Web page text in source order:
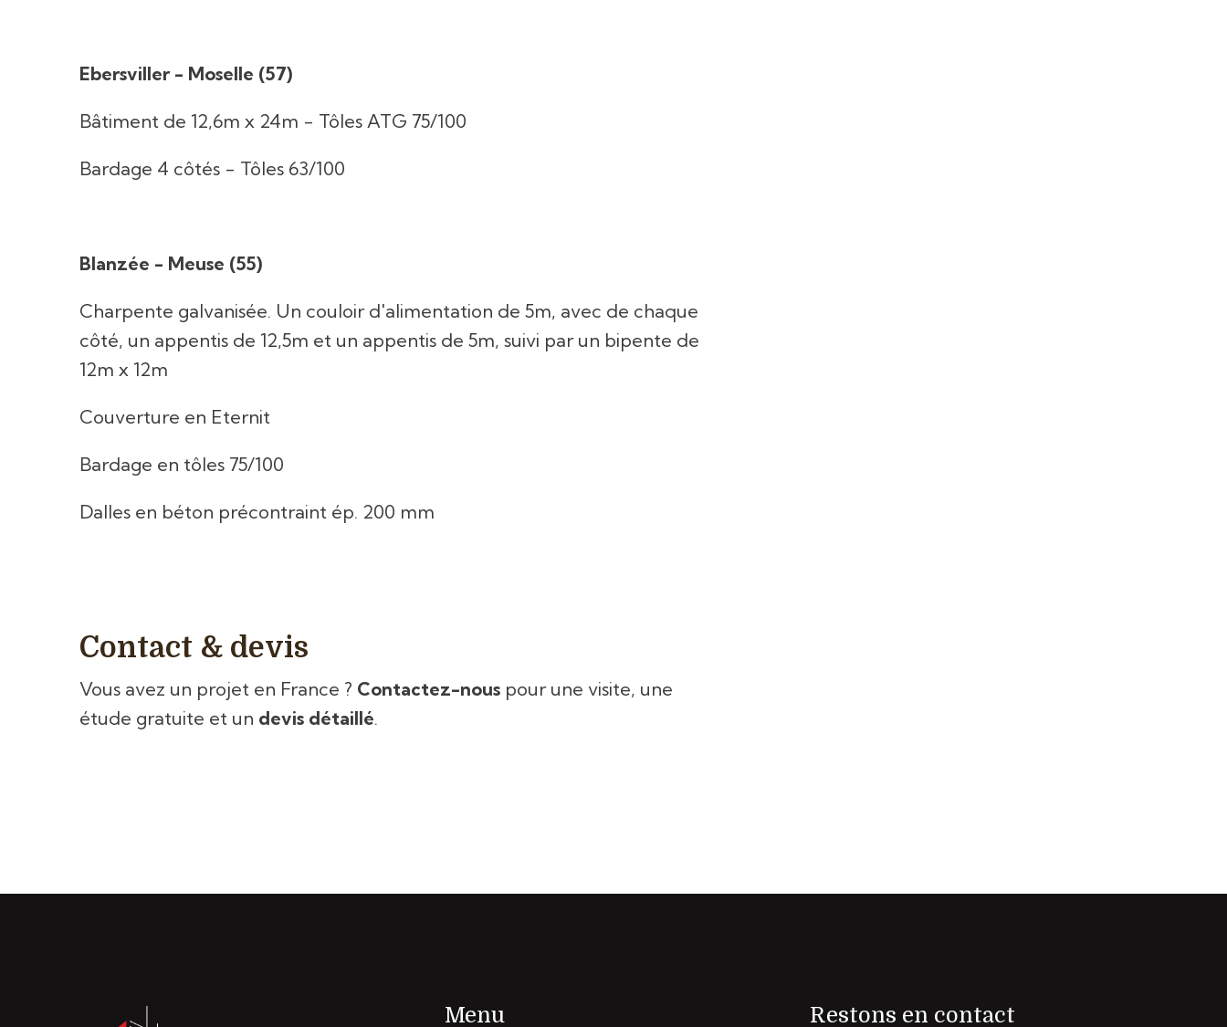
Ebersviller - Moselle (57)
Bâtiment de 12,6m x 24m - Tôles ATG 75/100
Bardage 4 côtés - Tôles 63/100
Blanzée - Meuse (55)
Charpente galvanisée. Un couloir d'alimentation de 5m, avec de chaque
côté, un appentis de 12,5m et un appentis de 5m, suivi par un bipente de
12m x 12m
Couverture en Eternit
Bardage en tôles 75/100
Dalles en béton précontraint ép. 200 mm
Contact & devis
Vous avez un projet en France ? Contactez-nous pour une visite, une
étude gratuite et un devis détaillé.
Menu Restons en contact